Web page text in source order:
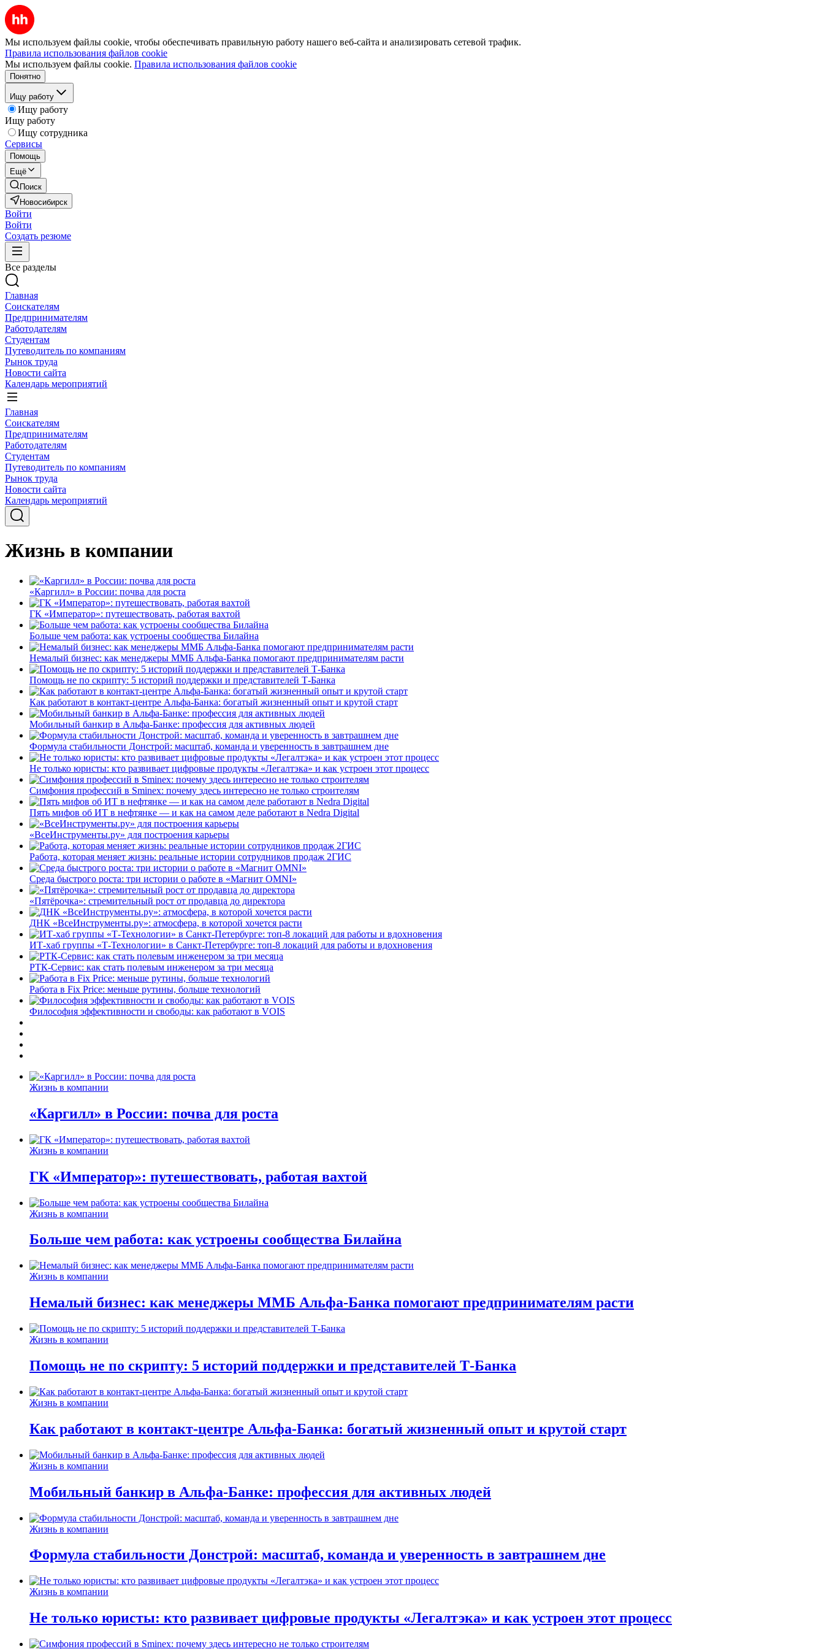
Мы используем файлы cookie, чтобы обеспечивать правильную работу нашего веб-сайта и анализировать сетевой трафик.
Правила использования файлов cookie
Мы используем файлы cookie. Правила использования файлов cookie
Понятно
Ищу работу
Ищу работу
Ищу работу
Ищу сотрудника
Сервисы
Помощь
Ещё
Поиск
Новосибирск
Войти
Войти
Создать резюме
Все разделы
Главная
Соискателям
Предпринимателям
Работодателям
Студентам
Путеводитель по компаниям
Рынок труда
Новости сайта
Календарь мероприятий
Главная
Соискателям
Предпринимателям
Работодателям
Студентам
Путеводитель по компаниям
Рынок труда
Новости сайта
Календарь мероприятий
Жизнь в компании
«Каргилл» в России: почва для роста
ГК «Император»: путешествовать, работая вахтой
Больше чем работа: как устроены сообщества Билайна
Немалый бизнес: как менеджеры ММБ Альфа-Банка помогают предпринимателям расти
Помощь не по скрипту: 5 историй поддержки и представителей Т-Банка
Как работают в контакт-центре Альфа-Банка: богатый жизненный опыт и крутой старт
Мобильный банкир в Альфа-Банке: профессия для активных людей
Формула стабильности Донстрой: масштаб, команда и уверенность в завтрашнем дне
Не только юристы: кто развивает цифровые продукты «Легалтэка» и как устроен этот процесс
Симфония профессий в Sminex: почему здесь интересно не только строителям
Пять мифов об ИТ в нефтянке — и как на самом деле работают в Nedra Digital
«ВсеИнструменты.ру» для построения карьеры
Работа, которая меняет жизнь: реальные истории сотрудников продаж 2ГИС
Среда быстрого роста: три истории о работе в «Магнит OMNI»
«Пятёрочка»: стремительный рост от продавца до директора
ДНК «ВсеИнструменты.ру»: атмосфера, в которой хочется расти
ИТ-хаб группы «Т-Технологии» в Санкт-Петербурге: топ-8 локаций для работы и вдохновения
РТК-Сервис: как стать полевым инженером за три месяца
Работа в Fix Price: меньше рутины, больше технологий
Философия эффективности и свободы: как работают в VOIS
Жизнь в компании
«Каргилл» в России: почва для роста
Жизнь в компании
ГК «Император»: путешествовать, работая вахтой
Жизнь в компании
Больше чем работа: как устроены сообщества Билайна
Жизнь в компании
Немалый бизнес: как менеджеры ММБ Альфа-Банка помогают предпринимателям расти
Жизнь в компании
Помощь не по скрипту: 5 историй поддержки и представителей Т-Банка
Жизнь в компании
Как работают в контакт-центре Альфа-Банка: богатый жизненный опыт и крутой старт
Жизнь в компании
Мобильный банкир в Альфа-Банке: профессия для активных людей
Жизнь в компании
Формула стабильности Донстрой: масштаб, команда и уверенность в завтрашнем дне
Жизнь в компании
Не только юристы: кто развивает цифровые продукты «Легалтэка» и как устроен этот процесс